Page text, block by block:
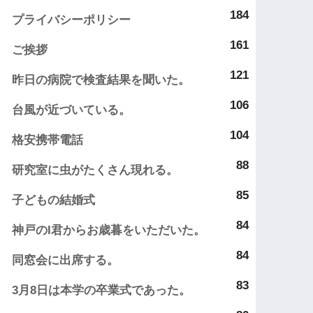
184
プライバシーポリシー
161
ご挨拶
121
昨日の病院で検査結果を聞いた。
106
台風が近づいている。
104
格安携帯電話
88
研究室に虫がたくさん現れる。
85
子どもの結婚式
84
神戸のI君からお歳暮をいただいた。
84
同窓会に出席する。
83
3月8日は本学の卒業式であった。